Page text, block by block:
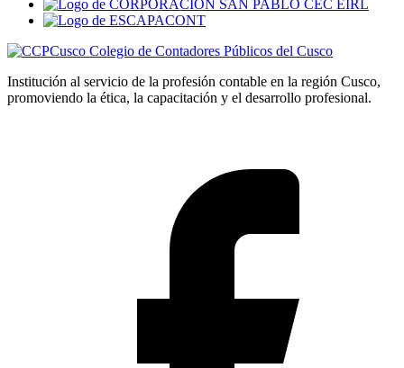
Colegio de Contadores Públicos del Cusco
Institución al servicio de la profesión contable en la región Cusco,
promoviendo la ética, la capacitación y el desarrollo profesional.